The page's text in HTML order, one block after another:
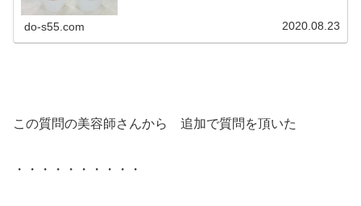
do-s55.com 2020.08.23
この質問の美容師さんから 追加で質問を頂いた
・・・・・・・・・・